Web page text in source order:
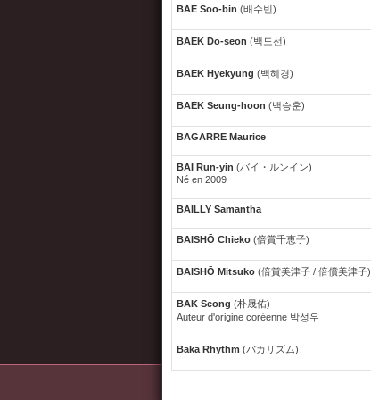
BAE Soo-bin (배수빈)
BAEK Do-seon (백도선)
BAEK Hyekyung (백혜경)
BAEK Seung-hoon (백승훈)
BAGARRE Maurice
BAI Run-yin (バイ・ルンイン)
Né en 2009
BAILLY Samantha
BAISHŌ Chieko (倍賞千恵子)
BAISHŌ Mitsuko (倍賞美津子 / 倍償美津子)
BAK Seong (朴晟佑)
Auteur d'origine coréenne 박성우
Baka Rhythm (バカリズム)